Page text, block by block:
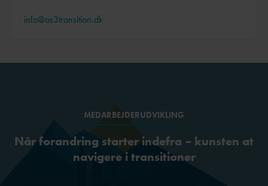
info@as3transition.dk
MEDARBEJDERUDVIKLING
Når forandring starter indefra – kunsten at
navigere i transitioner